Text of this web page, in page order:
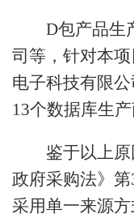
D包产品生
司等，针对本
电子科技有限
13个数据库生产
鉴于以上
政府采购法》
采用单一来源方